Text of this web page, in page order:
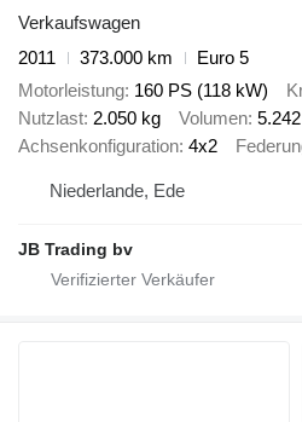
Verkaufswagen
2011
373.000 km
Euro 5
Motorleistung 160 PS (118 kW)
Nutzlast 2.050 kg Volumen
Achsenkonfiguration 4x2
Niederlande, Ede
JB Trading bv